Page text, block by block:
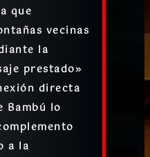
que
vecinas
la
prestado»
directa
Bambú lo
a la